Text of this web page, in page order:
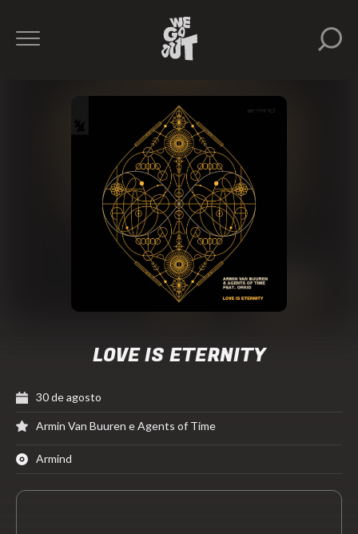
LOVE IS ETERNITY
30 de agosto
Armin Van Buuren e Agents of Time
Armind